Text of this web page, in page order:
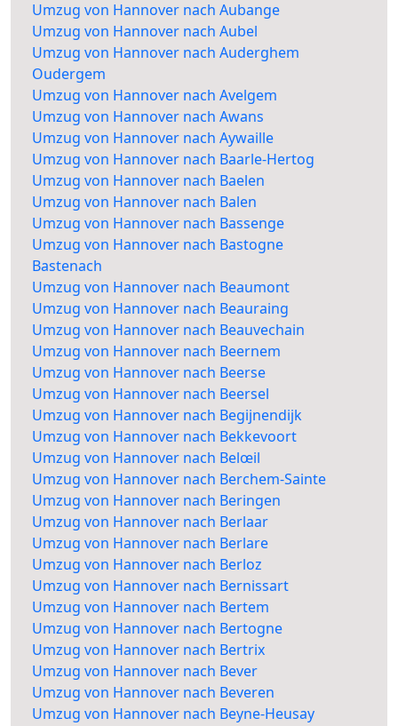
Umzug von Hannover nach Aubange
Umzug von Hannover nach Aubel
Umzug von Hannover nach Auderghem
Oudergem
Umzug von Hannover nach Avelgem
Umzug von Hannover nach Awans
Umzug von Hannover nach Aywaille
Umzug von Hannover nach Baarle-Hertog
Umzug von Hannover nach Baelen
Umzug von Hannover nach Balen
Umzug von Hannover nach Bassenge
Umzug von Hannover nach Bastogne
Bastenach
Umzug von Hannover nach Beaumont
Umzug von Hannover nach Beauraing
Umzug von Hannover nach Beauvechain
Umzug von Hannover nach Beernem
Umzug von Hannover nach Beerse
Umzug von Hannover nach Beersel
Umzug von Hannover nach Begijnendijk
Umzug von Hannover nach Bekkevoort
Umzug von Hannover nach Belœil
Umzug von Hannover nach Berchem-Sainte
Umzug von Hannover nach Beringen
Umzug von Hannover nach Berlaar
Umzug von Hannover nach Berlare
Umzug von Hannover nach Berloz
Umzug von Hannover nach Bernissart
Umzug von Hannover nach Bertem
Umzug von Hannover nach Bertogne
Umzug von Hannover nach Bertrix
Umzug von Hannover nach Bever
Umzug von Hannover nach Beveren
Umzug von Hannover nach Beyne-Heusay